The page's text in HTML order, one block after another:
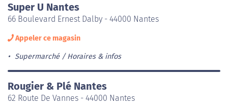
Super U Nantes
66 Boulevard Ernest Dalby - 44000 Nantes
Appeler ce magasin
Supermarché Horaires & infos
Rougier & Plé Nantes
62 Route De Vannes - 44000 Nantes